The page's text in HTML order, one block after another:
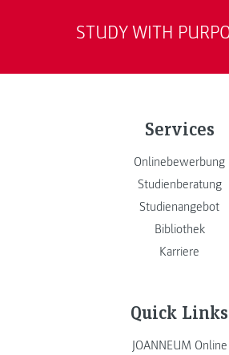
STUDY WITH
Services
Onlinebewerbung
Studienberatung
Studienangebot
Bibliothek
Karriere
Quick Links
JOANNEUM Online